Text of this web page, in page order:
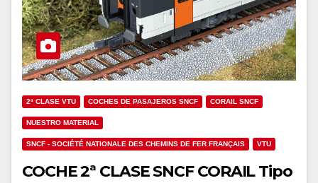
2ª CLASE VTU COCHES DE PASAJEROS SNCF CORAIL SNCF
NUESTRO MATERIAL
SNCF - SOCIÉTÉ NATIONALE DES CHEMINS DE FER FRANÇAIS VTU
COCHE 2ª CLASE SNCF CORAIL Tipo